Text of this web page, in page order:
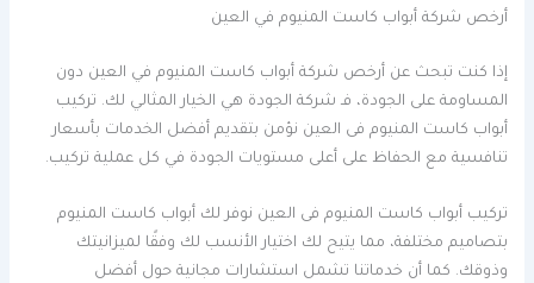
أرخص شركة أبواب كاست المنيوم في العين
إذا كنت تبحث عن أرخص شركة أبواب كاست المنيوم في العين دون
المساومة على الجودة، فـ شركة الجودة هي الخيار المثالي لك. تركيب
أبواب كاست المنيوم فى العين نؤمن بتقديم أفضل الخدمات بأسعار
تنافسية مع الحفاظ على أعلى مستويات الجودة في كل عملية تركيب.
تركيب أبواب كاست المنيوم فى العين نوفر لك أبواب كاست المنيوم
بتصاميم مختلفة، مما يتيح لك اختيار الأنسب لك وفقًا لميزانيتك
وذوقك. كما أن خدماتنا تشمل استشارات مجانية حول أفضل